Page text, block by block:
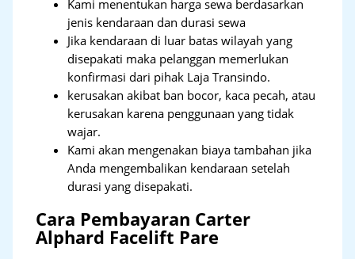
Kami menentukan harga sewa berdasarkan
jenis kendaraan dan durasi sewa
Jika kendaraan di luar batas wilayah yang
disepakati maka pelanggan memerlukan
konfirmasi dari pihak Laja Transindo.
kerusakan akibat ban bocor, kaca pecah, atau
kerusakan karena penggunaan yang tidak
wajar.
Kami akan mengenakan biaya tambahan jika
Anda mengembalikan kendaraan setelah
durasi yang disepakati.
Cara Pembayaran Carter
Alphard Facelift Pare